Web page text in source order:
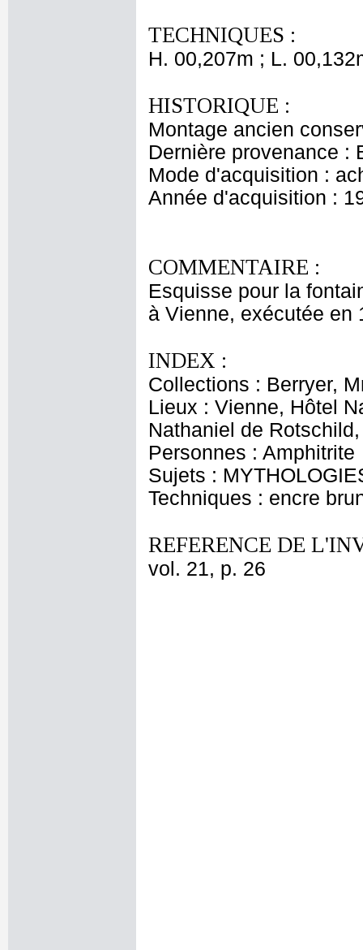
TECHNIQUES :
H. 00,207m ; L.
HISTORIQUE :
Montage ancien
Dernière provenance :
Mode d'acquisition :
Année d'acquisition :
COMMENTAIRE :
Esquisse pour la
à Vienne, exécutée en
INDEX :
Collections : Berryer,
Lieux : Vienne, Hôtel
Nathaniel de
Personnes : Amphitrite
Sujets :
Techniques : encre
REFERENCE DE
vol. 21, p. 26